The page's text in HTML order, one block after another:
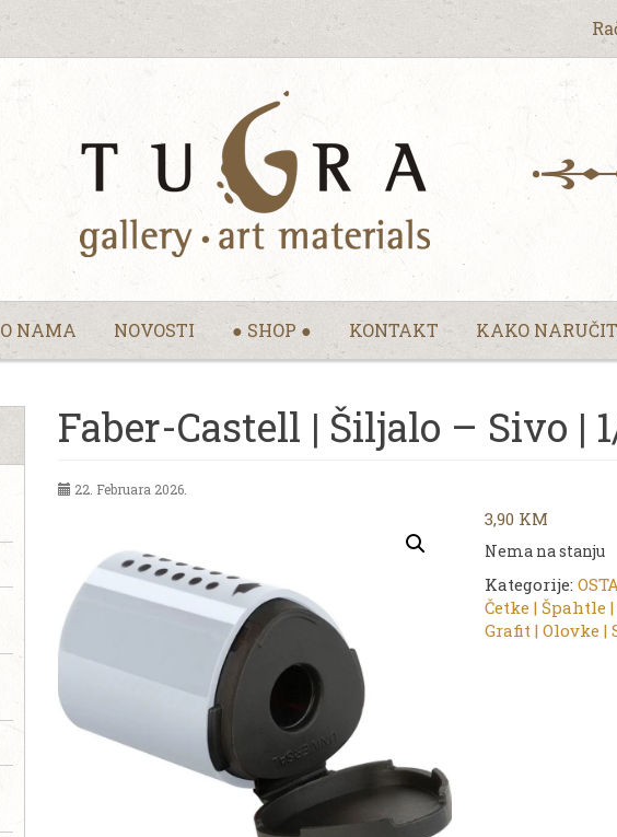
O NAMA NOVOSTI ● SHOP ● KONTAKT KAKO
Faber-Castell | Šiljalo – Sivo |
22. Februara 2026.
3,90 KM
Nema na stanju
Kategorije:
Četke | Špahtle
Grafit | Olovke